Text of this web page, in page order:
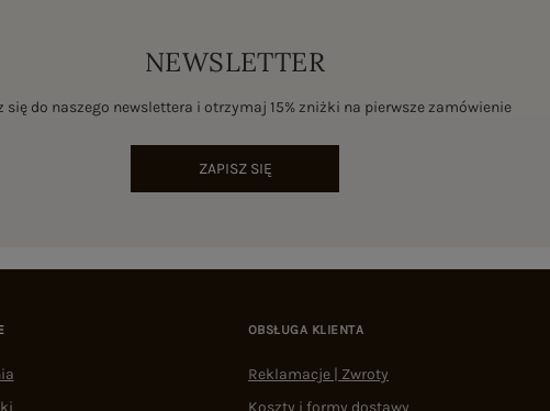
NEWSLETTER
się do naszego newslettera i otrzymaj 15% zniżki na pierwsze zamówienie
ZAPISZ SIĘ
OBSŁUGA KLIENTA
Reklamacje | Zwroty
Koszty i formy dostawy